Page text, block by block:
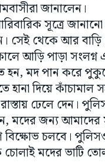
জানালেন।
সূত্রে জানানো
সেই থেকে আর বাড়ি
আড়ি পাড়া
হন, মদ পান করে
হানা দিয়ে কাঁচামাল
ঢেলে দেন।
মদের জন্য আমাদের
বিক্ষোভ চলবে।
মদের ভাটি